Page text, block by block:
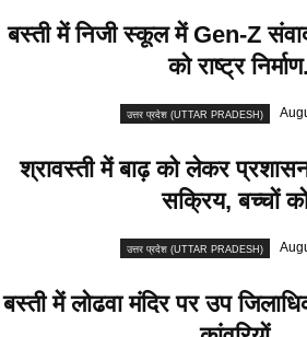
बस्ती में निजी स्कूल में Gen-Z संवाद
को राष्ट्र
उत्तर प्रदेश (UTTAR PRADESH)
श्रावस्ती में बाढ़ को लेकर
सक्रिय, बच्चों
उत्तर प्रदेश (UTTAR PRADESH)
बस्ती में लोढवा मंदिर पर उप